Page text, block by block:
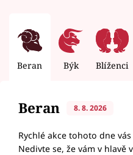
Beran Býk Blíženci
Beran 8. 8. 2026
Rychlé akce tohoto dne
Nedivte se, že vám v